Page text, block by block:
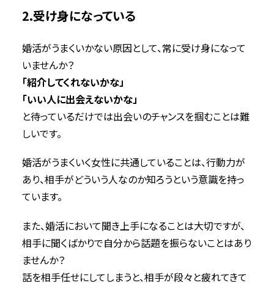
2.受け身になっている
婚活がうまくいかない原因として、常に受け身になって
いませんか？
「紹介してくれないかな」
「いい人に出会えないかな」
と待っているだけでは出会いのチャンスを掴むことは難
しいです。
婚活がうまくいく女性に共通していることは、行動力が
あり、相手がどういう人なのか知ろうという意識を持っ
ています。
また、婚活において聞き上手になることは大切ですが、
相手に聞くばかりで自分から話題を振らないことはあり
ませんか？
話を相手任せにしてしまうと、相手が段々と疲れてきて